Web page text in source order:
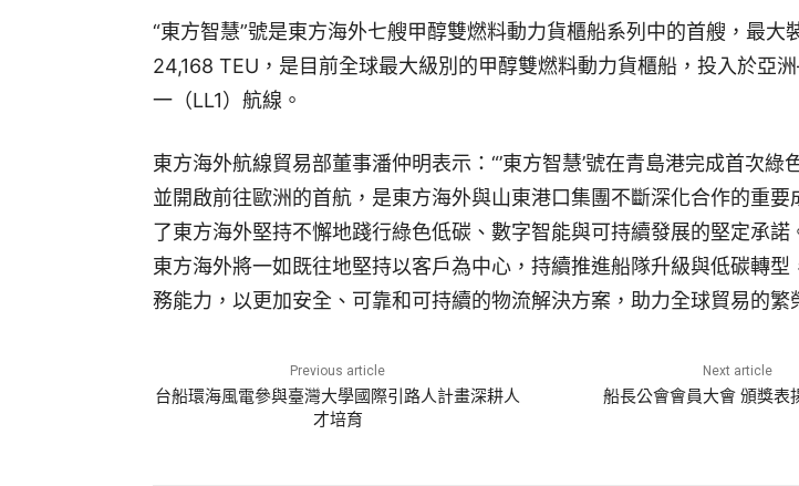
“東方智慧”號是東方海外七艘甲醇雙燃料動力貨櫃船系列中的首艘，最大
24,168 TEU，是目前全球最大級別的甲醇雙燃料動力貨櫃船，投入於亞
一（LL1）航線。
東方海外航線貿易部董事潘仲明表示：“’東方智慧’號在青島港完成首次綠
並開啟前往歐洲的首航，是東方海外與山東港口集團不斷深化合作的重要
了東方海外堅持不懈地踐行綠色低碳、數字智能與可持續發展的堅定承諾
東方海外將一如既往地堅持以客戶為中心，持續推進船隊升級與低碳轉型
務能力，以更加安全、可靠和可持續的物流解決方案，助力全球貿易的繁
Previous article
台船環海風電參與臺灣大學國際引路人計畫深耕人
才培育
Next article
船長公會會員大會 頒獎表